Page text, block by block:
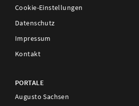
Cookie-Einstellungen
Datenschutz
Impressum
Kontakt
PORTALE
Augusto Sachsen